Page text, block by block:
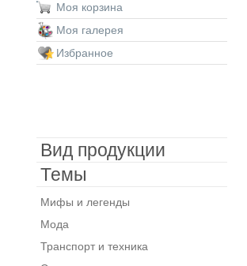
Моя корзина
Моя галерея
Избранное
Вид продукции
Темы
Мифы и легенды
Мода
Транспорт и техника